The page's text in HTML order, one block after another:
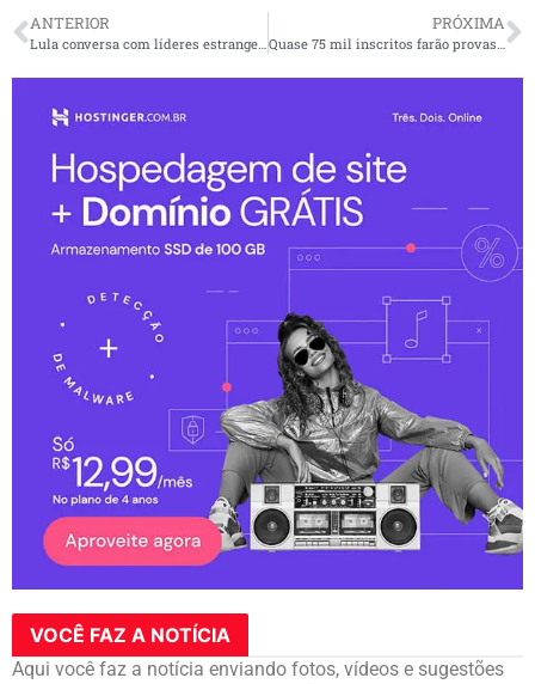
ANTERIOR
Lula conversa com líderes estrangeiros sobre atos antidemocráticos
PRÓXIMA
Quase 75 mil inscritos farão provas do Enem PPL e reaplicação do teste
VOCÊ FAZ A NOTÍCIA
Aqui você faz a notícia enviando fotos, vídeos e sugestões